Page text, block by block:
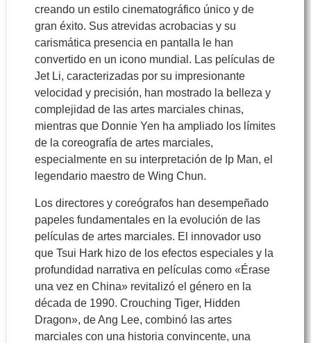
creando un estilo cinematográfico único y de
gran éxito. Sus atrevidas acrobacias y su
carismática presencia en pantalla le han
convertido en un icono mundial. Las películas de
Jet Li, caracterizadas por su impresionante
velocidad y precisión, han mostrado la belleza y
complejidad de las artes marciales chinas,
mientras que Donnie Yen ha ampliado los límites
de la coreografía de artes marciales,
especialmente en su interpretación de Ip Man, el
legendario maestro de Wing Chun.
Los directores y coreógrafos han desempeñado
papeles fundamentales en la evolución de las
películas de artes marciales. El innovador uso
que Tsui Hark hizo de los efectos especiales y la
profundidad narrativa en películas como «Érase
una vez en China» revitalizó el género en la
década de 1990. Crouching Tiger, Hidden
Dragon», de Ang Lee, combinó las artes
marciales con una historia convincente, una